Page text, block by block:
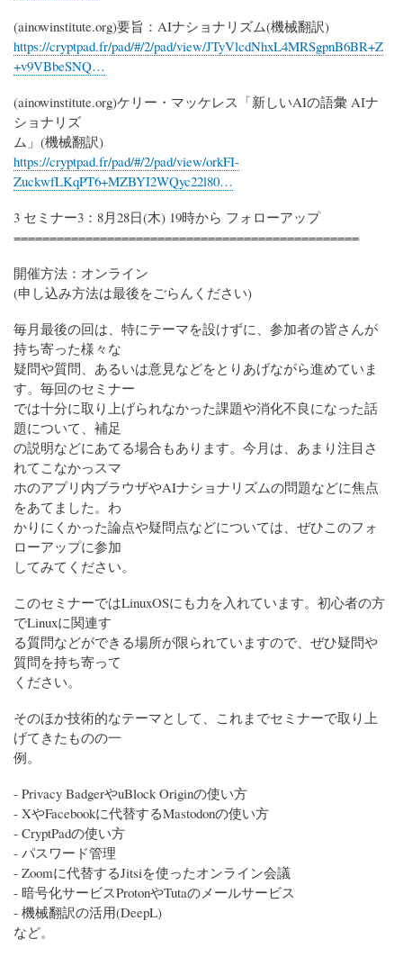
(ainowinstitute.org)要旨：AIナショナリズム(機械翻訳)
https://cryptpad.fr/pad/#/2/pad/view/JTyVlcdNhxL4MRSgpnB6BR+Z
+v9VBbeSNQ…
(ainowinstitute.org)ケリー・マッケレス「新しいAIの語彙 AIナ
ショナリズ
ム」(機械翻訳)
https://cryptpad.fr/pad/#/2/pad/view/orkFI-
ZuckwfLKqPT6+MZBYI2WQyc22l80…
3 セミナー3：8月28日(木) 19時から フォローアップ
================================================
開催方法：オンライン
(申し込み方法は最後をごらんください)
毎月最後の回は、特にテーマを設けずに、参加者の皆さんが
持ち寄った様々な
疑問や質問、あるいは意見などをとりあげながら進めていま
す。毎回のセミナー
では十分に取り上げられなかった課題や消化不良になった話
題について、補足
の説明などにあてる場合もあります。今月は、あまり注目さ
れてこなかっスマ
ホのアプリ内ブラウザやAIナショナリズムの問題などに焦点
をあてました。わ
かりにくかった論点や疑問点などについては、ぜひこのフォ
ローアップに参加
してみてください。
このセミナーではLinuxOSにも力を入れています。初心者の方
でLinuxに関連す
る質問などができる場所が限られていますので、ぜひ疑問や
質問を持ち寄って
ください。
そのほか技術的なテーマとして、これまでセミナーで取り上
げてきたものの一
例。
- Privacy BadgerやuBlock Originの使い方
- XやFacebookに代替するMastodonの使い方
- CryptPadの使い方
- パスワード管理
- Zoomに代替するJitsiを使ったオンライン会議
- 暗号化サービスProtonやTutaのメールサービス
- 機械翻訳の活用(DeepL)
など。